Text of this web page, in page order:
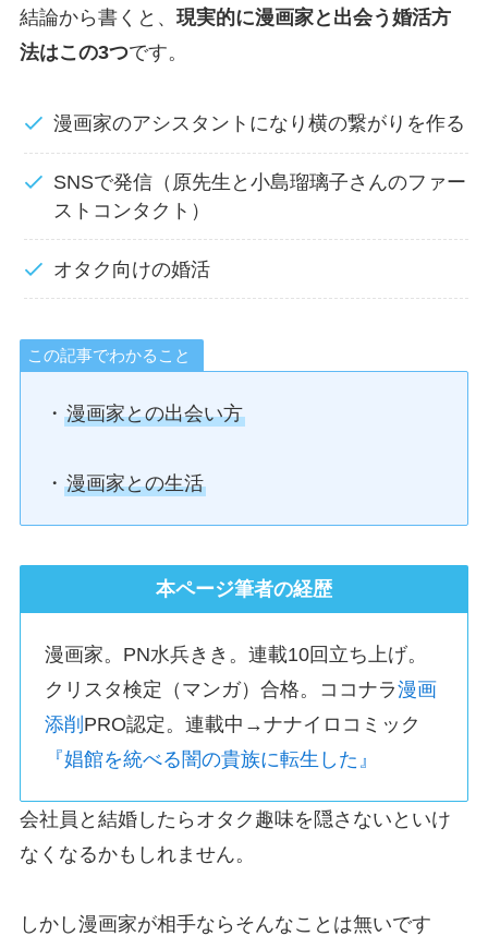
結論から書くと、 現実的に漫画家と出会う婚活方
法はこの3つです。
漫画家のアシスタントになり横の繋がりを作る
SNSで発信（原先生と小島瑠璃子さんのファー
ストコンタクト）
オタク向けの婚活
この記事でわかること
・漫画家との出会い方
・漫画家との生活
本ページ筆者の経歴
漫画家。PN水兵きき。連載10回立ち上げ。
クリスタ検定（マンガ）合格。ココナラ漫画
添削 PRO認定。連載中→ナナイロコミック
『娼館を統べる闇の貴族に転生した』
会社員と結婚したらオタク趣味を隠さないといけ
なくなるかもしれません。
しかし漫画家が相手ならそんなことは無いです